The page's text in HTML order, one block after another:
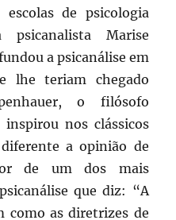
de psicologia
psicanalista Marise
a psicanálise em
lhe teriam chegado
o filósofo
nos clássicos
a opinião de
de um dos mais
que diz: “A
como as diretrizes de